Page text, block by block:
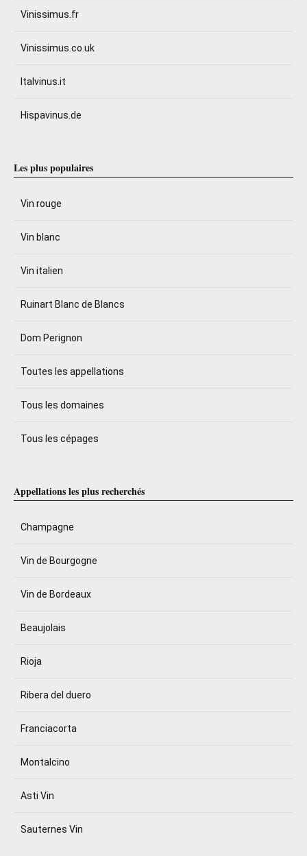
Vinissimus.fr
Vinissimus.co.uk
Italvinus.it
Hispavinus.de
Les plus populaires
Vin rouge
Vin blanc
Vin italien
Ruinart Blanc de Blancs
Dom Perignon
Toutes les appellations
Tous les domaines
Tous les cépages
Appellations les plus recherchés
Champagne
Vin de Bourgogne
Vin de Bordeaux
Beaujolais
Rioja
Ribera del duero
Franciacorta
Montalcino
Asti Vin
Sauternes Vin